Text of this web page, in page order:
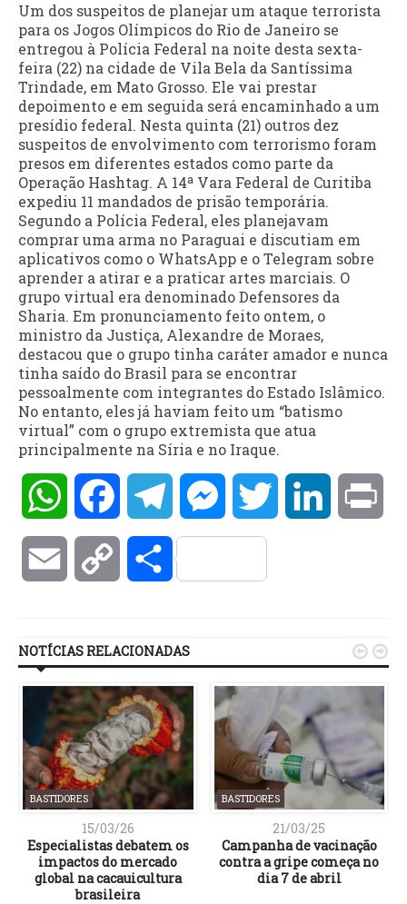
Um dos suspeitos de planejar um ataque terrorista
para os Jogos Olímpicos do Rio de Janeiro se
entregou à Polícia Federal na noite desta sexta-
feira (22) na cidade de Vila Bela da Santíssima
Trindade, em Mato Grosso. Ele vai prestar
depoimento e em seguida será encaminhado a um
presídio federal. Nesta quinta (21) outros dez
suspeitos de envolvimento com terrorismo foram
presos em diferentes estados como parte da
Operação Hashtag. A 14ª Vara Federal de Curitiba
expediu 11 mandados de prisão temporária.
Segundo a Polícia Federal, eles planejavam
comprar uma arma no Paraguai e discutiam em
aplicativos como o WhatsApp e o Telegram sobre
aprender a atirar e a praticar artes marciais. O
grupo virtual era denominado Defensores da
Sharia. Em pronunciamento feito ontem, o
ministro da Justiça, Alexandre de Moraes,
destacou que o grupo tinha caráter amador e nunca
tinha saído do Brasil para se encontrar
pessoalmente com integrantes do Estado Islâmico.
No entanto, eles já haviam feito um “batismo
virtual” com o grupo extremista que atua
principalmente na Síria e no Iraque.
WhatsAppFacebookTelegramMessengerTwitter LinkedIn
Email Copy Compartilhar
NOTÍCIAS RELACIONADAS
BASTIDORES
15/03/26
Especialistas debatem os
impactos do mercado
global na cacauicultura
brasileira
BASTIDORES
21/03/25
Campanha de vacinação
contra a gripe começa no
dia 7 de abril
 